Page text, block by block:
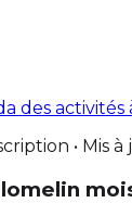
des activités
• Mis